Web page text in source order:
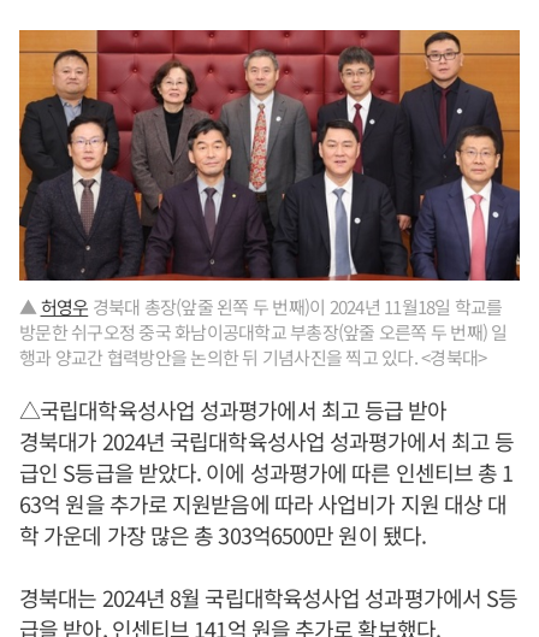
▲허영우 경북대 총장(앞줄 왼쪽 두 번째)이 2024년 11월18일 학교를
방문한 쉬구오정 중국 화남이공대학교 부총장(앞줄 오른쪽 두 번째) 일
행과 양교간 협력방안을 논의한 뒤 기념사진을 찍고 있다. <경북대>
△국립대학육성사업 성과평가에서 최고 등급 받아
경북대가 2024년 국립대학육성사업 성과평가에서 최고 등
급인 S등급을 받았다. 이에 성과평가에 따른 인센티브 총 1
63억 원을 추가로 지원받음에 따라 사업비가 지원 대상 대
학 가운데 가장 많은 총 303억6500만 원이 됐다.
경북대는 2024년 8월 국립대학육성사업 성과평가에서 S등
급을 받아, 인센티브 141억 원을 추가로 확보했다.